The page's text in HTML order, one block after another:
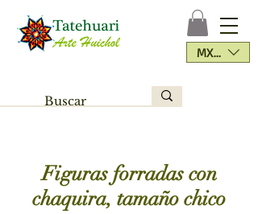
MXN ($)
Figuras forradas con
chaquira, tamaño chico